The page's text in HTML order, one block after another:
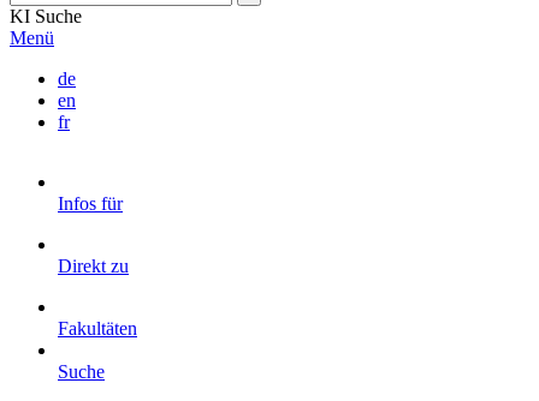
KI Suche
Menü
de
en
fr
Infos für
Direkt zu
Fakultäten
Suche